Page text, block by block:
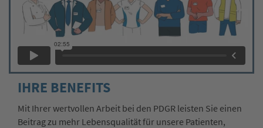
IHRE BENEFITS
Mit Ihrer wertvollen Arbeit bei den PDGR leisten Sie einen
Beitrag zu mehr Lebensqualität für unsere Patienten,